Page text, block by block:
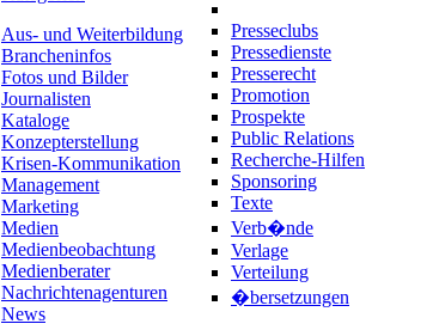
Aus- und Weiterbildung
Brancheninfos
Fotos und Bilder
Journalisten
Kataloge
Konzepterstellung
Krisen-Kommunikation
Management
Marketing
Medien
Medienbeobachtung
Medienberater
Nachrichtenagenturen
News
Presseclubs
Pressedienste
Presserecht
Promotion
Prospekte
Public Relations
Recherche-Hilfen
Sponsoring
Texte
Verb�nde
Verlage
Verteilung
�bersetzungen